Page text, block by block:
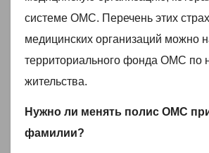
системе ОМС. Перечень этих
медицинских организаций можно
территориального фонда ОМС по
жительства.
Нужно ли менять полис ОМС
фамилии?